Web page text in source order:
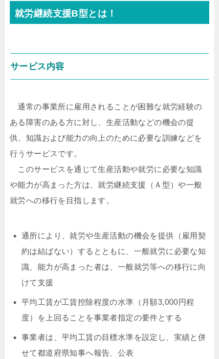
就労継続支援B型とは！
サービス内容
通常の事業所に雇用されることが困難な就労経験の
ある障害のある方に対し、生産活動などの機会の提
供、知識および能力の向上のために必要な訓練などを
行うサービスです。
このサービスを通じて生産活動や就労に必要な知識
や能力が高まった方は、就労継続支援（Ａ型）や一般
就労への移行を目指します。
通所により、就労や生産活動の機会を提供（雇用契
約は結ばない）するとともに、一般就労に必要な知
識、能力が高まった者は、一般就労等への移行に向
けて支援
平均工賃が工賃控除程度の水準（月額3,000円程
度）を上回ることを事業者指定の要件とする
事業者は、平均工賃の目標水準を設定し、実績と併
せて都道府県知事へ報告、公表